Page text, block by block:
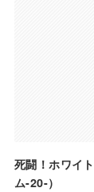
死闘！ホワイ
ム-20-）